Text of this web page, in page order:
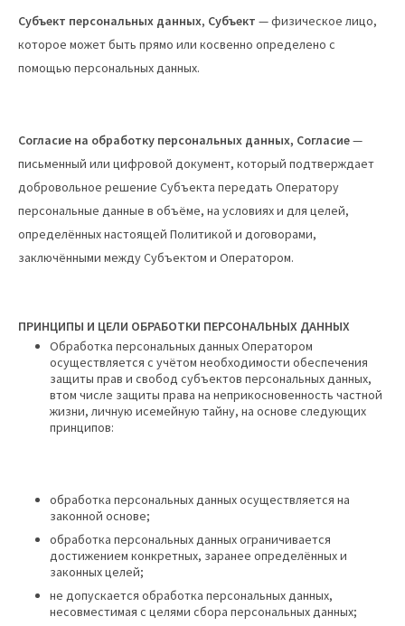
Субъект персональных данных, Субъект — физическое лицо,
которое может быть прямо или косвенно определено с
помощью персональных данных.
Согласие на обработку персональных данных, Согласие—
письменный или цифровой документ, который подтверждает
добровольное решение Субъекта передать Оператору
персональные данные в объёме, на условиях и для целей,
определённых настоящей Политикой и договорами,
заключёнными между Субъектом и Оператором.
ПРИНЦИПЫ И ЦЕЛИ ОБРАБОТКИ ПЕРСОНАЛЬНЫХ ДАННЫХ
Обработка персональных данных Оператором
осуществляется с учётом необходимости обеспечения
защиты прав и свобод субъектов персональных данных,
втом числе защиты права на неприкосновенность частной
жизни, личную исемейную тайну, на основе следующих
принципов:
обработка персональных данных осуществляется на
законной основе;
обработка персональных данных ограничивается
достижением конкретных, заранее определённых и
законных целей;
не допускается обработка персональных данных,
несовместимая с целями сбора персональных данных;